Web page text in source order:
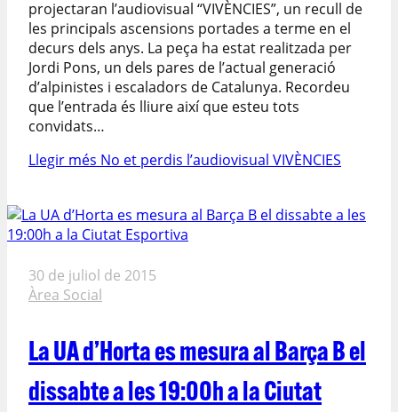
projectaran l’audiovisual “VIVÈNCIES”, un recull de
les principals ascensions portades a terme en el
decurs dels anys. La peça ha estat realitzada per
Jordi Pons, un dels pares de l’actual generació
d’alpinistes i escaladors de Catalunya. Recordeu
que l’entrada és lliure així que esteu tots
convidats…
Llegir més No et perdis l’audiovisual VIVÈNCIES
30 de juliol de 2015
Àrea Social
La UA d’Horta es mesura al Barça B el
dissabte a les 19:00h a la Ciutat